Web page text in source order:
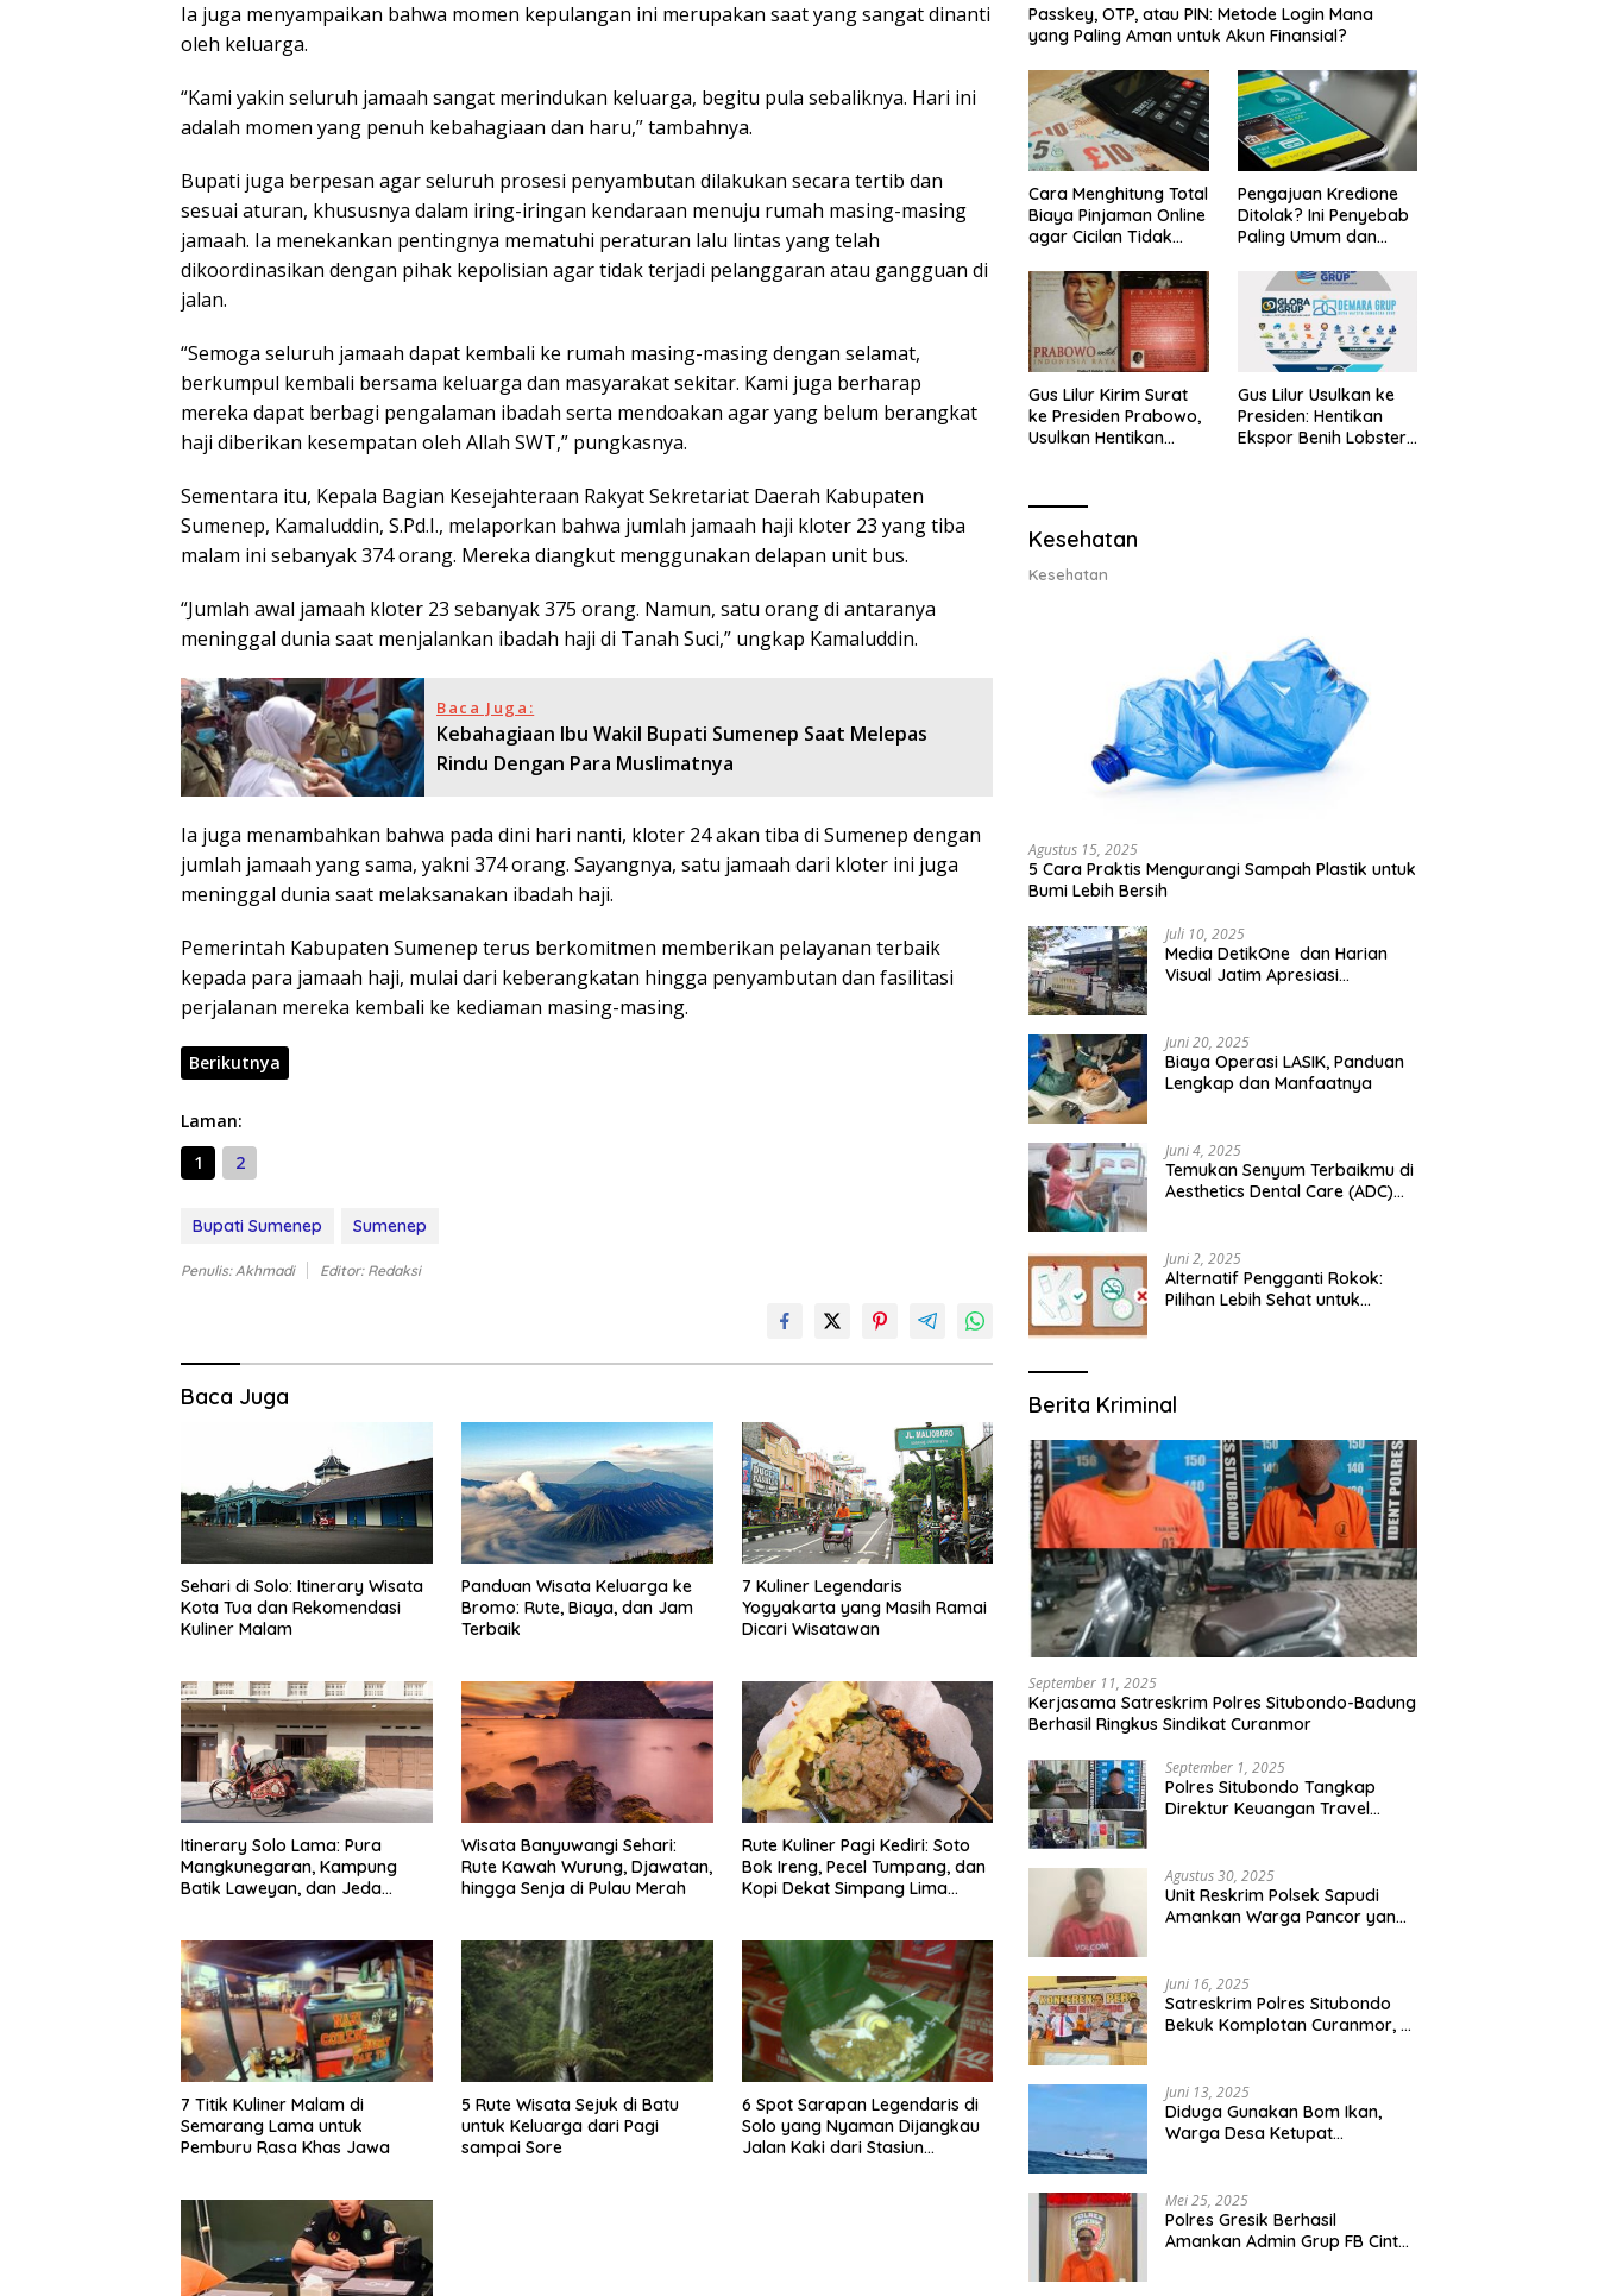
Ia juga menyampaikan bahwa momen kepulangan ini merupakan saat yang sangat dinanti
oleh keluarga.
“Kami yakin seluruh jamaah sangat merindukan keluarga, begitu pula sebaliknya. Hari ini
adalah momen yang penuh kebahagiaan dan haru,” tambahnya.
Bupati juga berpesan agar seluruh prosesi penyambutan dilakukan secara tertib dan
sesuai aturan, khususnya dalam iring-iringan kendaraan menuju rumah masing-masing
jamaah. Ia menekankan pentingnya mematuhi peraturan lalu lintas yang telah
dikoordinasikan dengan pihak kepolisian agar tidak terjadi pelanggaran atau gangguan di
jalan.
“Semoga seluruh jamaah dapat kembali ke rumah masing-masing dengan selamat,
berkumpul kembali bersama keluarga dan masyarakat sekitar. Kami juga berharap
mereka dapat berbagi pengalaman ibadah serta mendoakan agar yang belum berangkat
haji diberikan kesempatan oleh Allah SWT,” pungkasnya.
Sementara itu, Kepala Bagian Kesejahteraan Rakyat Sekretariat Daerah Kabupaten
Sumenep, Kamaluddin, S.Pd.I., melaporkan bahwa jumlah jamaah haji kloter 23 yang tiba
malam ini sebanyak 374 orang. Mereka diangkut menggunakan delapan unit bus.
“Jumlah awal jamaah kloter 23 sebanyak 375 orang. Namun, satu orang di antaranya
meninggal dunia saat menjalankan ibadah haji di Tanah Suci,” ungkap Kamaluddin.
Baca Juga:
Kebahagiaan Ibu Wakil Bupati Sumenep Saat Melepas
Rindu Dengan Para Muslimatnya
Ia juga menambahkan bahwa pada dini hari nanti, kloter 24 akan tiba di Sumenep dengan
jumlah jamaah yang sama, yakni 374 orang. Sayangnya, satu jamaah dari kloter ini juga
meninggal dunia saat melaksanakan ibadah haji.
Pemerintah Kabupaten Sumenep terus berkomitmen memberikan pelayanan terbaik
kepada para jamaah haji, mulai dari keberangkatan hingga penyambutan dan fasilitasi
perjalanan mereka kembali ke kediaman masing-masing.
Berikutnya
Laman:
1
2
Bupati Sumenep Sumenep
Penulis: Akhmadi Editor: Redaksi
Baca Juga
Sehari di Solo: Itinerary Wisata
Kota Tua dan Rekomendasi
Kuliner Malam
Panduan Wisata Keluarga ke
Bromo: Rute, Biaya, dan Jam
Terbaik
7 Kuliner Legendaris
Yogyakarta yang Masih Ramai
Dicari Wisatawan
Itinerary Solo Lama: Pura
Mangkunegaran, Kampung
Batik Laweyan, dan Jeda
Wisata Banyuwangi Sehari:
Rute Kawah Wurung, Djawatan,
hingga Senja di Pulau Merah
Rute Kuliner Pagi Kediri: Soto
Bok Ireng, Pecel Tumpang, dan
Kopi Dekat Simpang Lima
7 Titik Kuliner Malam di
Semarang Lama untuk
Pemburu Rasa Khas Jawa
5 Rute Wisata Sejuk di Batu
untuk Keluarga dari Pagi
sampai Sore
6 Spot Sarapan Legendaris di
Solo yang Nyaman Dijangkau
Jalan Kaki dari Stasiun
Passkey, OTP, atau PIN: Metode Login Mana
yang Paling Aman untuk Akun Finansial?
Cara Menghitung Total
Biaya Pinjaman Online
agar Cicilan Tidak
Pengajuan Kredione
Ditolak? Ini Penyebab
Paling Umum dan
Gus Lilur Kirim Surat
ke Presiden Prabowo,
Usulkan Hentikan
Lobster 50 Gram
Gus Lilur Usulkan ke
Presiden: Hentikan
Ekspor Benih Lobster,
Kesehatan
Kesehatan
Agustus 15, 2025
5 Cara Praktis Mengurangi Sampah Plastik untuk
Bumi Lebih Bersih
Juli 10, 2025
Media DetikOne dan Harian
Visual Jatim Apresiasi
Juni 20, 2025
Biaya Operasi LASIK, Panduan
Lengkap dan Manfaatnya
Juni 4, 2025
Temukan Senyum Terbaikmu di
Aesthetics Dental Care (ADC)
Juni 2, 2025
Alternatif Pengganti Rokok:
Pilihan Lebih Sehat untuk
Berita Kriminal
September 11, 2025
Kerjasama Satreskrim Polres Situbondo-Badung
Berhasil Ringkus Sindikat Curanmor
September 1, 2025
Polres Situbondo Tangkap
Direktur Keuangan Travel
Agustus 30, 2025
Unit Reskrim Polsek Sapudi
Amankan Warga Pancor yang
Juni 16, 2025
Satreskrim Polres Situbondo
Bekuk Komplotan Curanmor, 9
Juni 13, 2025
Diduga Gunakan Bom Ikan,
Warga Desa Ketupat
Mei 25, 2025
Polres Gresik Berhasil
Amankan Admin Grup FB Cinta